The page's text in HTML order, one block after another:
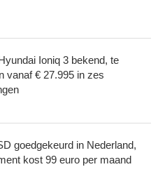
verstrekt of die ze hebben
Ioniq 3 bekend, te
vanaf € 27.995 in zes
goedgekeurd in Nederland,
kost 99 euro per maand